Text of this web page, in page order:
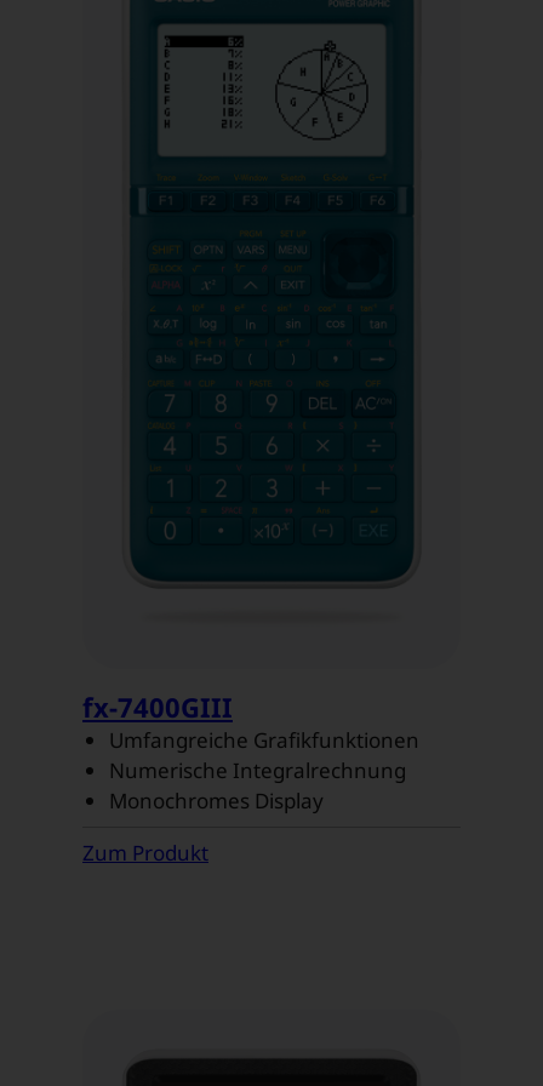
fx-7400GIII
Umfangreiche Grafikfunktionen
Numerische Integralrechnung
Monochromes Display
Zum Produkt